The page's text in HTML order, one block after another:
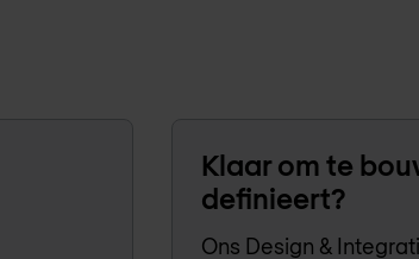
Klaar om te
definieert?
Ons Design &